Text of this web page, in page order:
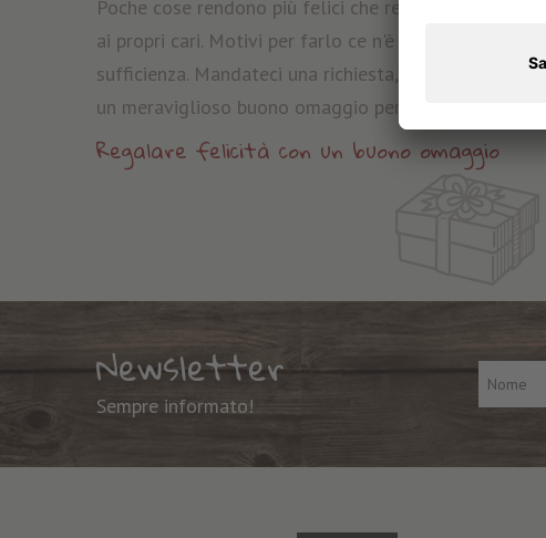
Poche cose rendono più felici che regalare una gioia
ai propri cari. Motivi per farlo ce n'è sempre a
sufficienza. Mandateci una richiesta, e prepareremo
un meraviglioso buono omaggio per i vostri cari.
Regalare felicità con un buono omaggio
Newsletter
Sempre informato!